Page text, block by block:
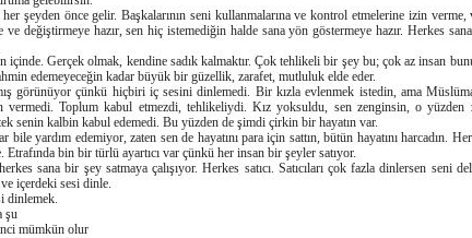
şeyden önce gelir. Başkalarının seni kullanmalarına ve kontrol etmelerine izin
değiştirmeye hazır, sen hiç istemediğin halde sana yön göstermeye hazır. Herkes
içinde. Gerçek olmak, kendine sadık kalmaktır. Çok tehlikeli bir şey bu; çok az insan
edemeyeceğin kadar büyük bir güzellik, zarafet, mutluluk elde eder.
görünüyor çünkü hiçbiri iç sesini dinlemedi. Bir kızla evlenmek istedin, ama
vermedi. Toplum kabul etmezdi, tehlikeliydi. Kız yoksuldu, sen zenginsin, o yüzden
senin kalbin kabul edemedi. Bu yüzden de şimdi çirkin bir hayatın var.
bile yardım edemiyor, zaten sen de hayatını para için sattın, bütün hayatını harcadın.
bin bir türlü ayartıcı var çünkü her insan bir şeyler satıyor.
sana bir şey satmaya çalışıyor. Herkes satıcı. Satıcıları çok fazla dinlersen seni
içerdeki sesi dinle.
dinlemek.
şu
mümkün olur